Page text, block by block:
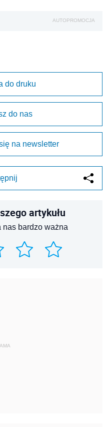
AUTOPROMOCJA
do druku
do nas
na newsletter
artykułu
bardzo ważna